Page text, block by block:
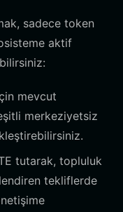
sadece token
aktif
mevcut
merkeziyetsiz
tutarak, topluluk
tekliflerde